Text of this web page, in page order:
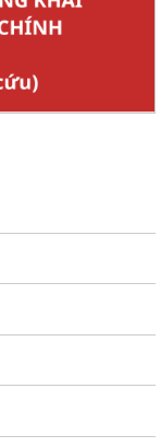
NĂM 2026